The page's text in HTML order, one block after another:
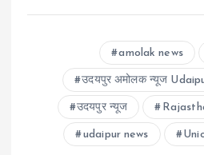
amolak news
उदयपुर अमोलक न्यूज
उदयपुर न्यूज
udaipur news